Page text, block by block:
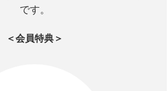
です。
＜会員特典＞